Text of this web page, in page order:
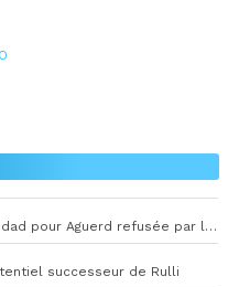
La première offre de la Real Sociedad pour Aguerd refusée par l’OM
successeur de Rulli